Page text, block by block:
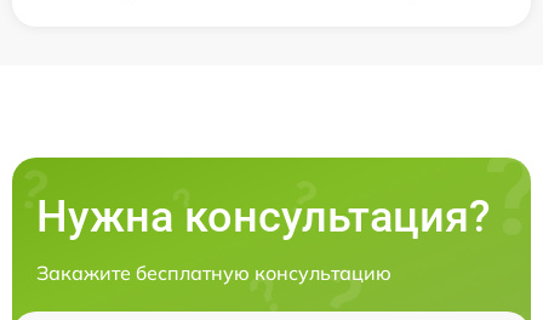
Нужна консультация?
Закажите бесплатную консультацию